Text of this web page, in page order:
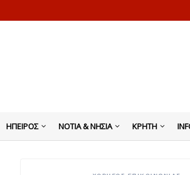
ΗΠΕΙΡΟΣ ΝΟΤΙΑ & ΝΗΣΙΑ ΚΡΗΤΗ